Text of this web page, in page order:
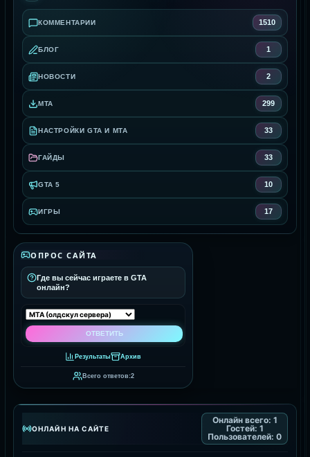
КОММЕНТАРИИ 1510
БЛОГ 1
НОВОСТИ 2
MTA 299
НАСТРОЙКИ GTA И MTA 33
ГАЙДЫ 33
GTA 5 10
ИГРЫ 17
ОПРОС САЙТА
Где вы сейчас играете в GTA
онлайн?
Результаты Архив
Всего ответов:2
ОНЛАЙН НА САЙТЕ
Онлайн всего: 1
Гостей: 1
Пользователей: 0